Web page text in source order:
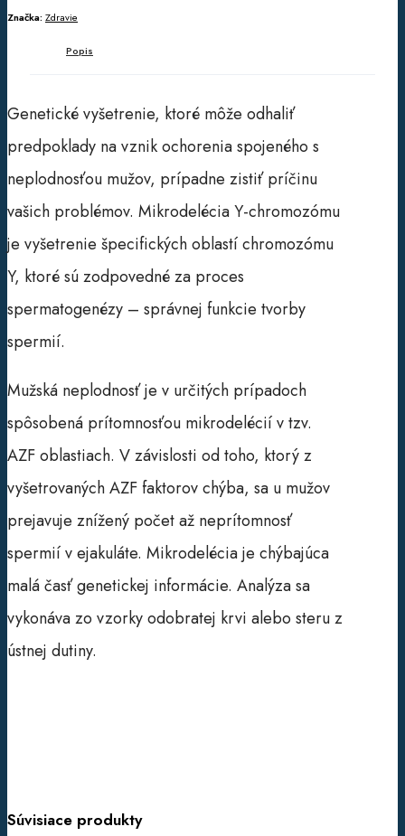
Značka: Zdravie
Popis
Genetické vyšetrenie, ktoré môže odhaliť
predpoklady na vznik ochorenia spojeného s
neplodnosťou mužov, prípadne zistiť príčinu
vašich problémov. Mikrodelécia Y-chromozómu
je vyšetrenie špecifických oblastí chromozómu
Y, ktoré sú zodpovedné za proces
spermatogenézy – správnej funkcie tvorby
spermií.
Mužská neplodnosť je v určitých prípadoch
spôsobená prítomnosťou mikrodelécií v tzv.
AZF oblastiach. V závislosti od toho, ktorý z
vyšetrovaných AZF faktorov chýba, sa u mužov
prejavuje znížený počet až neprítomnosť
spermií v ejakuláte. Mikrodelécia je chýbajúca
malá časť genetickej informácie. Analýza sa
vykonáva zo vzorky odobratej krvi alebo steru z
ústnej dutiny.
Súvisiace produkty